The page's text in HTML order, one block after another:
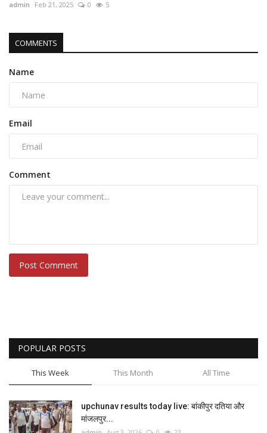
admin Feb 21, 2025 0 5
COMMENTS
Name
Email
Comment
Post Comment
POPULAR POSTS
This Week This Month All Time
upchunav results today live: बांकीपुर दतिया और
मांजलपुर...